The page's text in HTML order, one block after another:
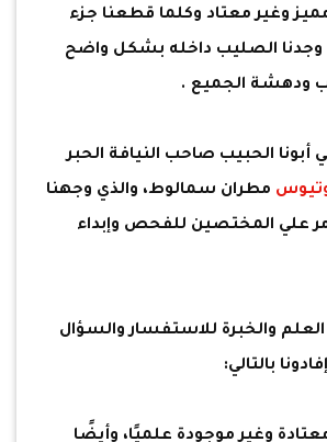
وغير معتاد وكلما قطعنا جزء
الصليب داخله بشكل واضح
ودهشة الجميع .
أبونا الحبيب صاحب النيافة الحبر
مطران سمالوط، والذي وجهنا
علي المختصين للفحص وإبداء
العلم والخبرة للاستفسار والسؤال
بالتالي:
وغير موجودة علميًا، وأيضًا